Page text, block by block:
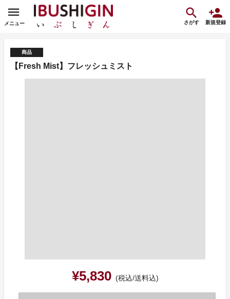
メニュー さがす 新規登録
商品
【Fresh Mist】フレッシュミスト
¥5,830 (税込/送料込)